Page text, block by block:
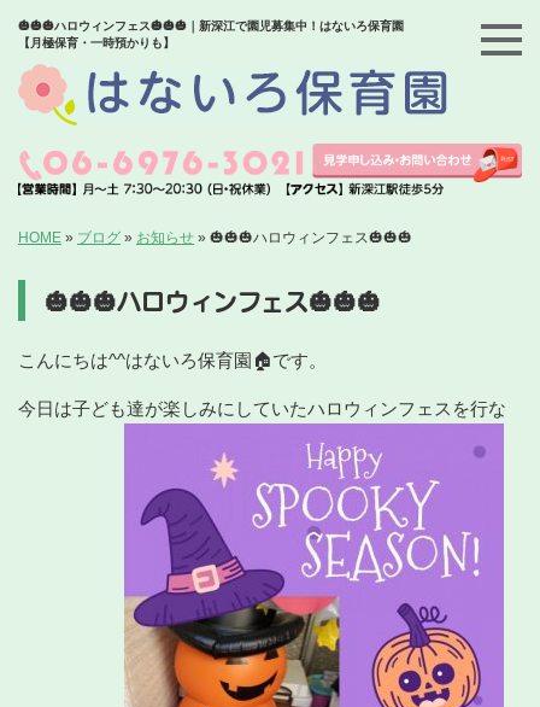
🎃🎃🎃ハロウィンフェス🎃🎃🎃｜新深江で園児募集中！はないろ保育園
【月極保育・一時預かりも】
HOME » ブログ » お知らせ » 🎃🎃🎃ハロウィンフェス🎃🎃🎃
🎃🎃🎃ハロウィンフェス🎃🎃🎃
こんにちは^^はないろ保育園🏠です。
今日は子ども達が楽しみにしていたハロウィンフェスを行な